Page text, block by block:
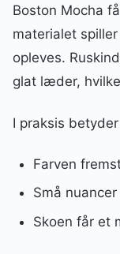
Boston Mocha
materialet
opleves.
glat læder,
I praksis
Farven
Små
Skoen får et